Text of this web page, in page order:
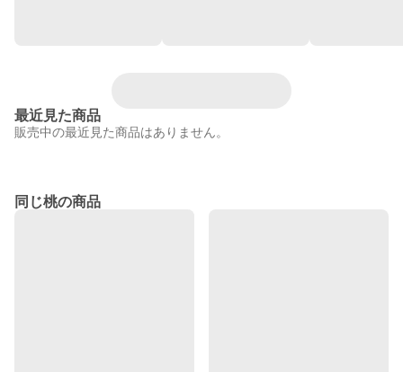
最近見た商品
販売中の最近見た商品はありません。
同じ桃の商品